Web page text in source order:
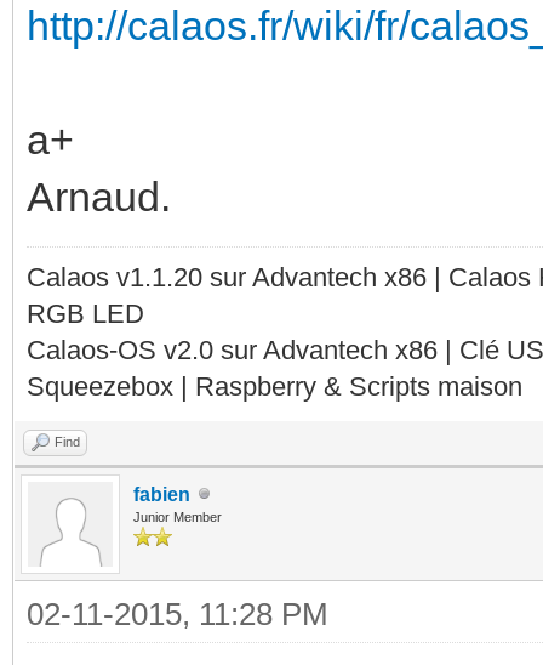
http://calaos.fr/wiki/fr/
a+
Arnaud.
Calaos v1.1.20 sur Advantech x86 |
RGB LED
Calaos-OS v2.0 sur Advantech x86 | Clé
Squeezebox | Raspberry & Scripts maison
Find
fabien
Junior Member
02-11-2015, 11:28 PM